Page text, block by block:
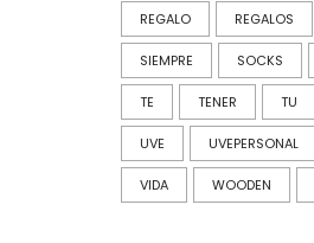
REGALO REGALOS
SIEMPRE SOCKS
TE TENER TU
UVE UVEPERSONAL
VIDA WOODEN